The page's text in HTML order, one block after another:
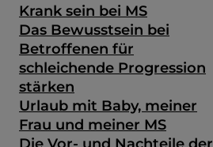
Krank sein bei MS
Das Bewusstsein bei
Betroffenen für
schleichende Progression
stärken
Urlaub mit Baby, meiner
Frau und meiner MS